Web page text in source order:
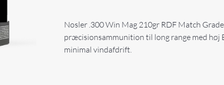
Nosler .300 Win Mag 210gr RDF Match
præcisionsammunition til long range med høj
minimal vindafdrift.